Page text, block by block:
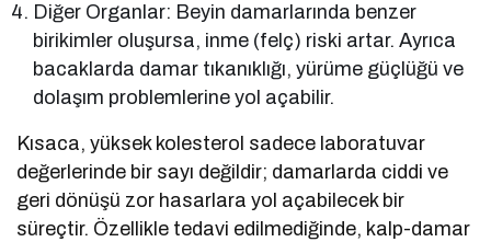
Diğer Organlar: Beyin damarlarında benzer
birikimler oluşursa, inme (felç) riski artar. Ayrıca
bacaklarda damar tıkanıklığı, yürüme güçlüğü ve
dolaşım problemlerine yol açabilir.
Kısaca, yüksek kolesterol sadece laboratuvar
değerlerinde bir sayı değildir; damarlarda ciddi ve
geri dönüşü zor hasarlara yol açabilecek bir
süreçtir. Özellikle tedavi edilmediğinde, kalp-damar